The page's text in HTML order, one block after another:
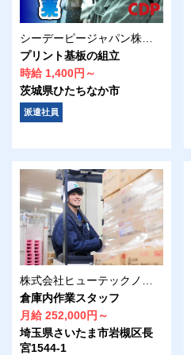
プリント基板の組立
時給 1,400円～
茨城県ひたちなか市
派遣社員
倉庫内作業スタッフ
月給 252,000円～
埼玉県さいたま市岩槻区長
宮1544-1